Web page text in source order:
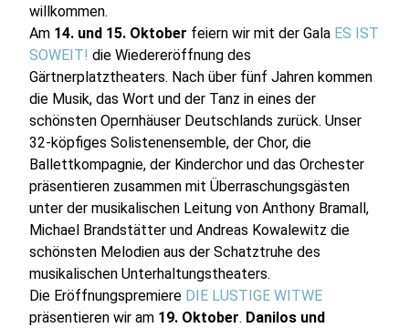
willkommen.
Am 14. und 15. Oktober feiern wir mit der Gala ES IST
SOWEIT! die Wiedereröffnung des
Gärtnerplatztheaters. Nach über fünf Jahren kommen
die Musik, das Wort und der Tanz in eines der
schönsten Opernhäuser Deutschlands zurück. Unser
32-köpfiges Solistenensemble, der Chor, die
Ballettkompagnie, der Kinderchor und das Orchester
präsentieren zusammen mit Überraschungsgästen
unter der musikalischen Leitung von Anthony Bramall,
Michael Brandstätter und Andreas Kowalewitz die
schönsten Melodien aus der Schatztruhe des
musikalischen Unterhaltungstheaters.
Die Eröffnungspremiere DIE LUSTIGE WITWE
präsentieren wir am 19. Oktober. Danilos und